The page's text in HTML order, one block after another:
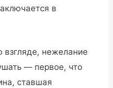
в
взгляде, нежелание
— первое, что
ставшая